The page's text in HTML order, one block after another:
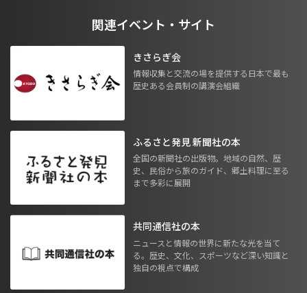
関連イベント・サイト
きさらぎ会
情報収集と交流の場を提供する日本で最も
歴史ある会員制の講演会組織
ふるさと発見 新聞社の本
全国の新聞社の出版物。地域の自然、歴
史、民俗から旅のガイド、郷土料理に至る
まで多彩に展開
共同通信社の本
ニュースと情報の世界に新たな光を当て
る。歴史、文化、スポーツなど深い知識と
独自の視点で構成